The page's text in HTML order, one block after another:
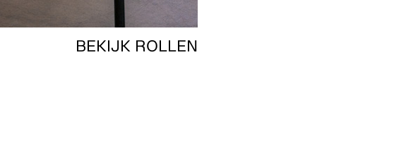
BEKIJK ROLLEN